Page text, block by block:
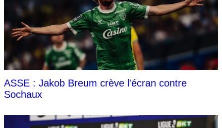
ASSE : Jakob Breum crève l'écran contre
Sochaux